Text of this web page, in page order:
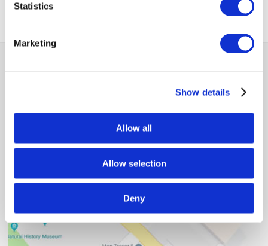
Statistics
Marketing
Show details
Allow all
Allow selection
Deny
VIEW ALL 100% CHALLENGE
(230) 203 48 30